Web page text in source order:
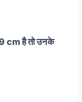
cm है तो उनके